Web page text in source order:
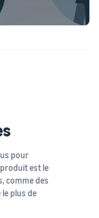
pour
est le
comme des
plus de